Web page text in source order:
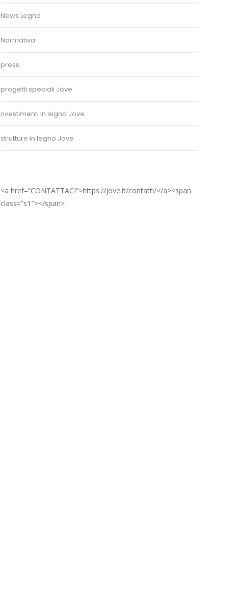
News Legno
Normativa
press
progetti speciali Jove
rivestimenti in legno Jove
strutture in legno Jove
<a href=”CONTATTACI”>https://jove.it/contatti/</a><span
class=”s1″></span>